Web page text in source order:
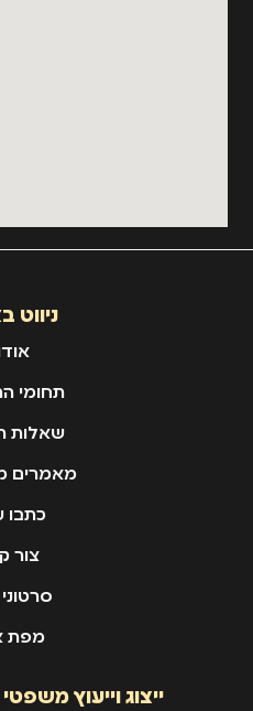
ניווט
תחומי
שאלות
מאמרים
כתבו
צור
סרטוני
מפת
ייצוג וייעוץ